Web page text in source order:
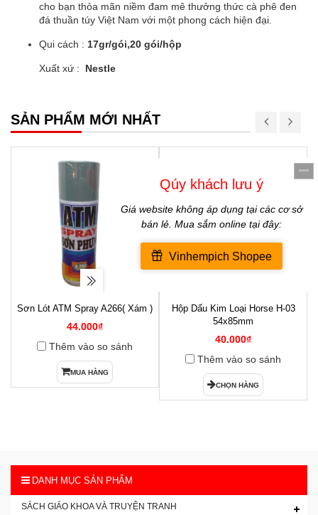
cho bạn thỏa mãn niềm đam mê thưởng thức cà phê đen
đá thuần túy Việt Nam với một phong cách hiện đại.
Qui cách : 17gr/gói,20 gói/hộp
Xuất xứ : Nestle
SẢN PHẨM MỚI NHẤT
Sơn Lót ATM Spray A266( Xám )
44.000₫
Thêm vào so sánh
MUA HÀNG
Hộp Dấu Kim Loại Horse H-03
54x85mm
40.000₫
Thêm vào so sánh
CHỌN HÀNG
DANH MỤC SẢN PHẨM
SÁCH GIÁO KHOA VÀ TRUYỆN TRANH